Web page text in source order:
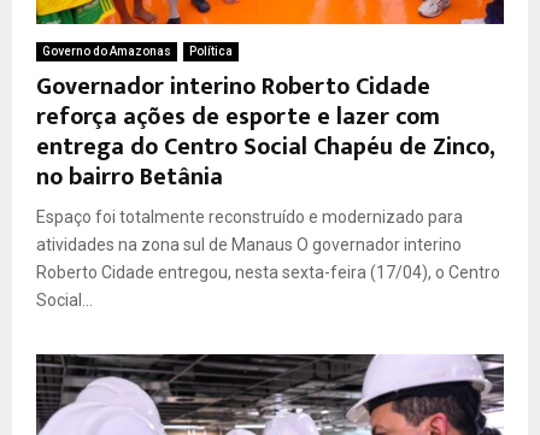
Governo do Amazonas Política
Governador interino Roberto Cidade
reforça ações de esporte e lazer com
entrega do Centro Social Chapéu de Zinco,
no bairro Betânia
Espaço foi totalmente reconstruído e modernizado para
atividades na zona sul de Manaus O governador interino
Roberto Cidade entregou, nesta sexta-feira (17/04), o Centro
Social...